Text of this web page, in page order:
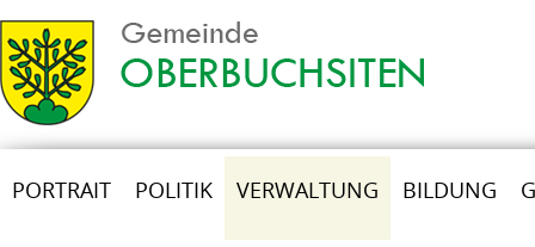
PORTRAIT POLITIK VERWALTUNG BILDUNG